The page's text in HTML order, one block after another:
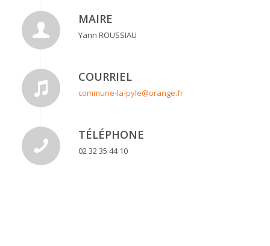
MAIRE
Yann ROUSSIAU
COURRIEL
commune-la-pyle@orange.fr
TÉLÉPHONE
02 32 35 44 10